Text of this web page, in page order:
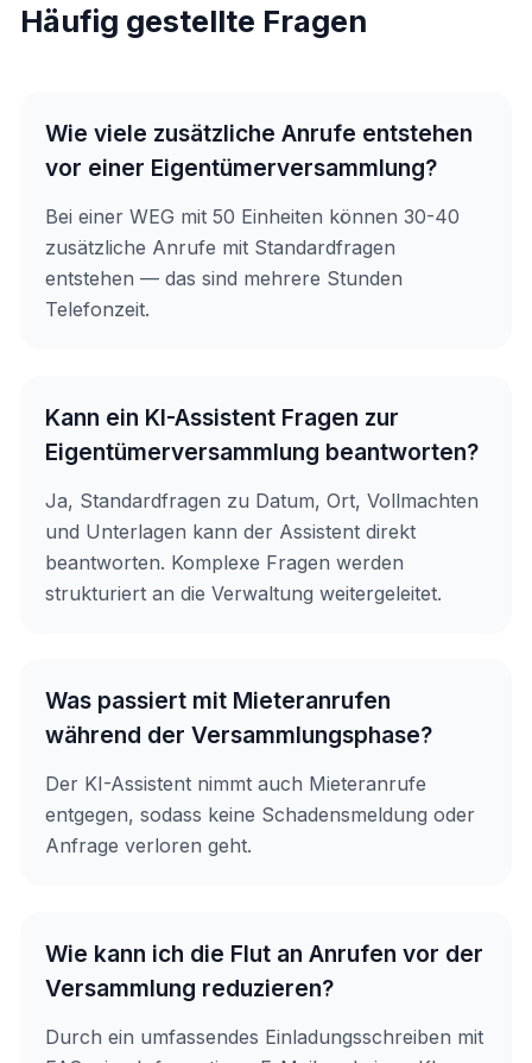
Häufig gestellte Fragen
Wie viele zusätzliche Anrufe entstehen
vor einer Eigentümerversammlung?
Bei einer WEG mit 50 Einheiten können 30-40
zusätzliche Anrufe mit Standardfragen
entstehen — das sind mehrere Stunden
Telefonzeit.
Kann ein KI-Assistent Fragen zur
Eigentümerversammlung beantworten?
Ja, Standardfragen zu Datum, Ort, Vollmachten
und Unterlagen kann der Assistent direkt
beantworten. Komplexe Fragen werden
strukturiert an die Verwaltung weitergeleitet.
Was passiert mit Mieteranrufen
während der Versammlungsphase?
Der KI-Assistent nimmt auch Mieteranrufe
entgegen, sodass keine Schadensmeldung oder
Anfrage verloren geht.
Wie kann ich die Flut an Anrufen vor der
Versammlung reduzieren?
Durch ein umfassendes Einladungsschreiben mit